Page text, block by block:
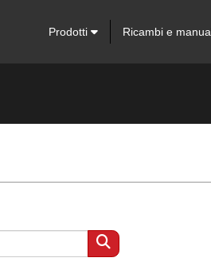
Prodotti Ricambi e